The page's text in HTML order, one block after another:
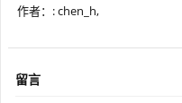
作者：: chen_h,
留言